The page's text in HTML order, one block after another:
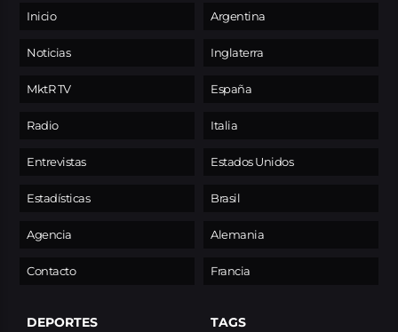
Inicio
Noticias
MktR TV
Radio
Entrevistas
Estadísticas
Agencia
Contacto
Argentina
Inglaterra
España
Italia
Estados Unidos
Brasil
Alemania
Francia
DEPORTES TAGS